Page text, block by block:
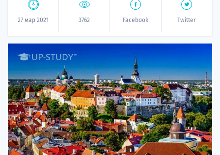
27 мар 2021 3762 Facebook Twitter
НАБОР